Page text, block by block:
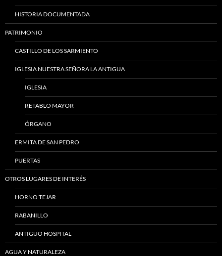
HISTORIA DOCUMENTADA
PATRIMONIO
CASTILLO DE LOS SARMIENTO
IGLESIA NUESTRA SEÑORA LA ANTIGUA
IGLESIA
RETABLO MAYOR
ÓRGANO
ERMITA DE SAN PEDRO
PUERTAS
OTROS LUGARES DE INTERÉS
HORNO TEJAR
RABANILLO
ANTIGUO HOSPITAL
AGUA Y NATURALEZA